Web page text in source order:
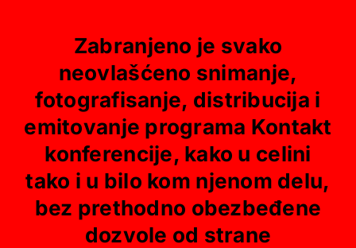
Zabranjeno je svako
neovlašćeno snimanje,
fotografisanje, distribucija i
emitovanje programa Kontakt
konferencije, kako u celini
tako i u bilo kom njenom delu,
bez prethodno obezbeđene
dozvole od strane